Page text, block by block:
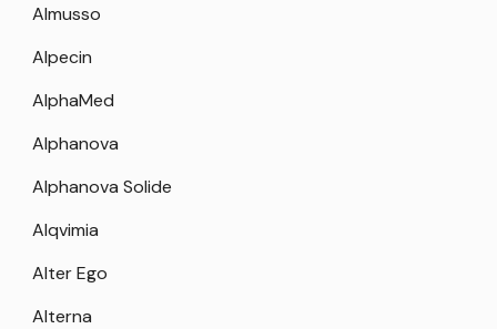
Almusso
Alpecin
AlphaMed
Alphanova
Alphanova Solide
Alqvimia
Alter Ego
Alterna